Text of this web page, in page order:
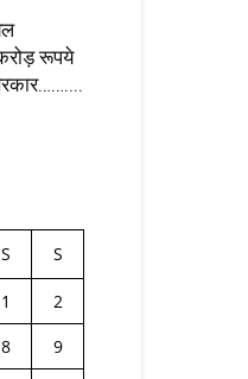
रूपये
S S
1
2
8
9